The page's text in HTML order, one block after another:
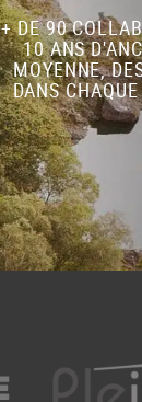
+ DE 90
10 ANS
MOYENNE,
DANS